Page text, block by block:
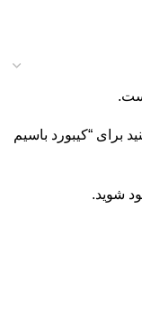
برای “کیبورد باسیم
شوید.